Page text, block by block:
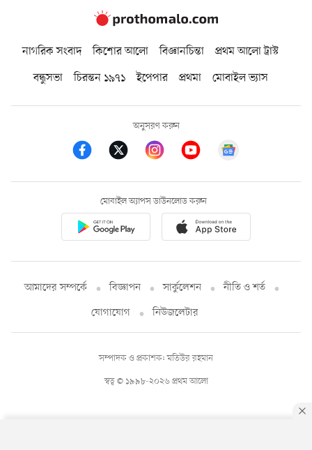
নাগরিক সংবাদ কিশোর আলো বিজ্ঞানচিন্তা
প্রথম আলো ট্রাস্ট
বন্ধুসভা
চিরন্তন ১৯৭১ ইপেপার প্রথমা মোবাইল ভ্যাস
অনুসরণ করুন
মোবাইল অ্যাপস ডাউনলোড করুন
আমাদের সম্পর্কে বিজ্ঞাপন সার্কুলেশন
নীতি ও শর্ত
যোগাযোগ
নিউজলেটার
স্বত্ব © ১৯৯৮-২০২৬ প্রথম আলো
সম্পাদক ও প্রকাশক: মতিউর রহমান